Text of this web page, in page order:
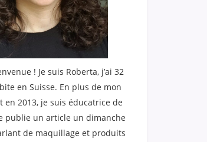
! Je suis Roberta, j’ai 32
en Suisse. En plus de mon
en 2013, je suis éducatrice de
publie un article un dimanche
de maquillage et produits